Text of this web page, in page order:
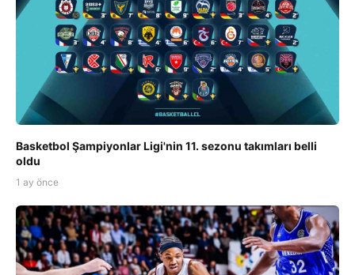
Basketbol Şampiyonlar Ligi'nin 11. sezonu takımları belli
oldu
1 ay önce